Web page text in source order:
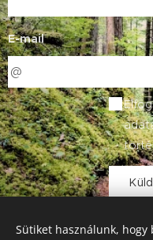
E-mail
Sütiket használunk,